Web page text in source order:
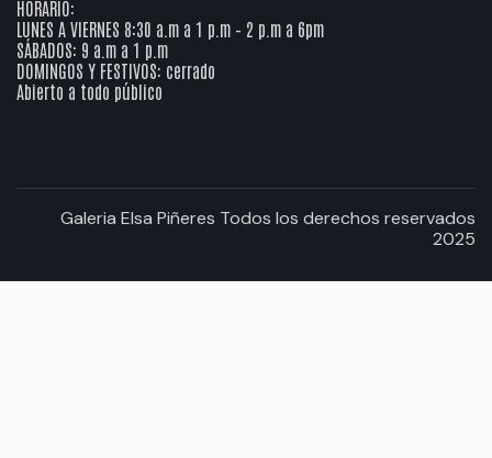
HORARIO:
LUNES A VIERNES 8:30 a.m a 1 p.m – 2 p.m a 6pm
SÁBADOS: 9 a.m a 1 p.m
DOMINGOS Y FESTIVOS: cerrado
Abierto a todo público
Galeria Elsa Piñeres Todos los derechos reservados
2025